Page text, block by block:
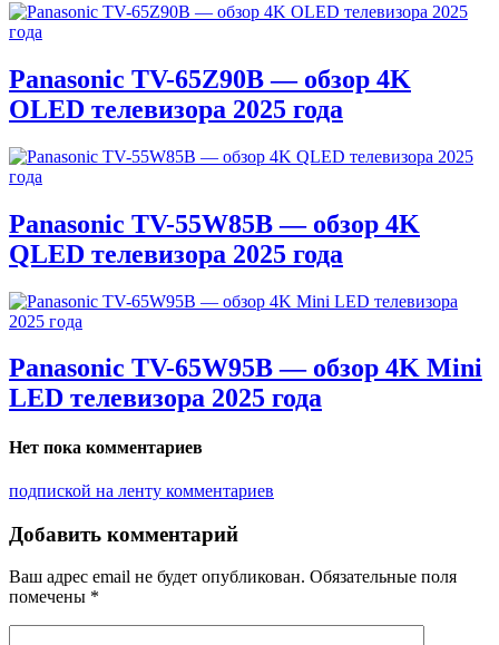
Panasonic TV-65Z90B — обзор 4K
OLED телевизора 2025 года
Panasonic TV-55W85B — обзор 4K
QLED телевизора 2025 года
Panasonic TV-65W95B — обзор 4K Mini
LED телевизора 2025 года
Нет пока комментариев
подпиской на ленту комментариев
Добавить комментарий
Ваш адрес email не будет опубликован. Обязательные поля
помечены *